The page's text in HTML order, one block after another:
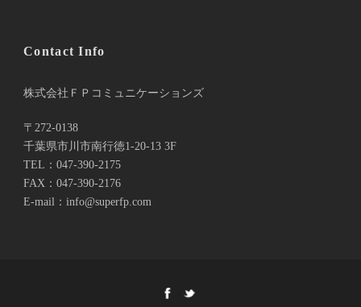
Contact Info
株式会社ＦＰコミュニケーションズ
〒272-0138
千葉県市川市南行徳1-20-13 3F
TEL：047-390-2175
FAX：047-390-2176
E-mail：info@superfp.com